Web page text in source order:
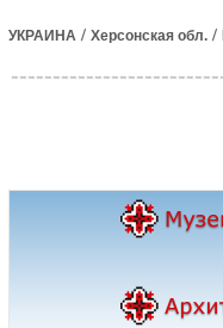
УКРАИНА / Херсонская обл. /